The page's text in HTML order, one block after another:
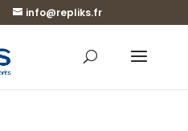
info@repliks.fr